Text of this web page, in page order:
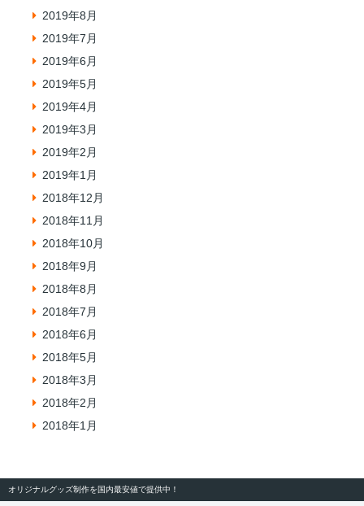
2019年8月
2019年7月
2019年6月
2019年5月
2019年4月
2019年3月
2019年2月
2019年1月
2018年12月
2018年11月
2018年10月
2018年9月
2018年8月
2018年7月
2018年6月
2018年5月
2018年3月
2018年2月
2018年1月
オリジナルグッズ制作を国内最安値で提供中！